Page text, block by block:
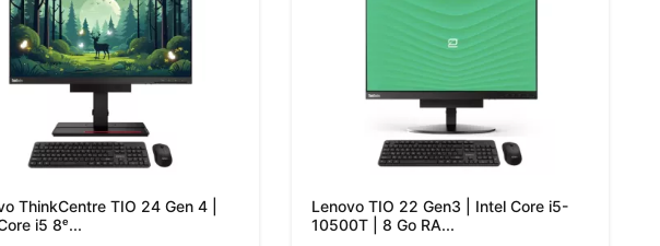
ThinkCentre TIO 24 Gen 4 |
i5 8ᵉ...
Lenovo TIO 22 Gen3 | Intel Core i5-
10500T | 8 Go RA...